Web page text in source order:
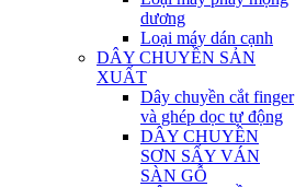
dương
Loại máy dán cạnh
DÂY CHUYỀN SẢN
XUẤT
Dây chuyền cắt finger
và ghép dọc tự động
DÂY CHUYỀN
SƠN SẤY VÁN
SÀN GỖ